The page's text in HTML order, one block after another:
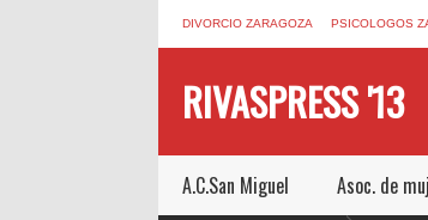
DIVORCIO ZARAGOZA PSICOLOGOS
RIVASPRESS '13
A.C.San Miguel Asoc. de